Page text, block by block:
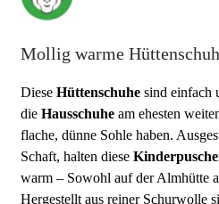
Mollig warme
Diese Hüttenschuhe sind einfach
die Hausschuhe am ehesten
flache, dünne Sohle haben.
Schaft, halten diese
warm – Sowohl auf der Almhütte
Hergestellt aus reiner Schurwolle